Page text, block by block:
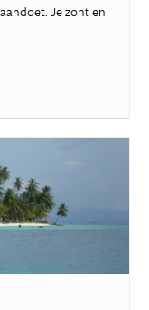
Je zont en